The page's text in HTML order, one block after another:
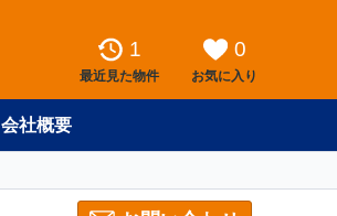
1
最近見た物件
0
お気に入り
会社概要